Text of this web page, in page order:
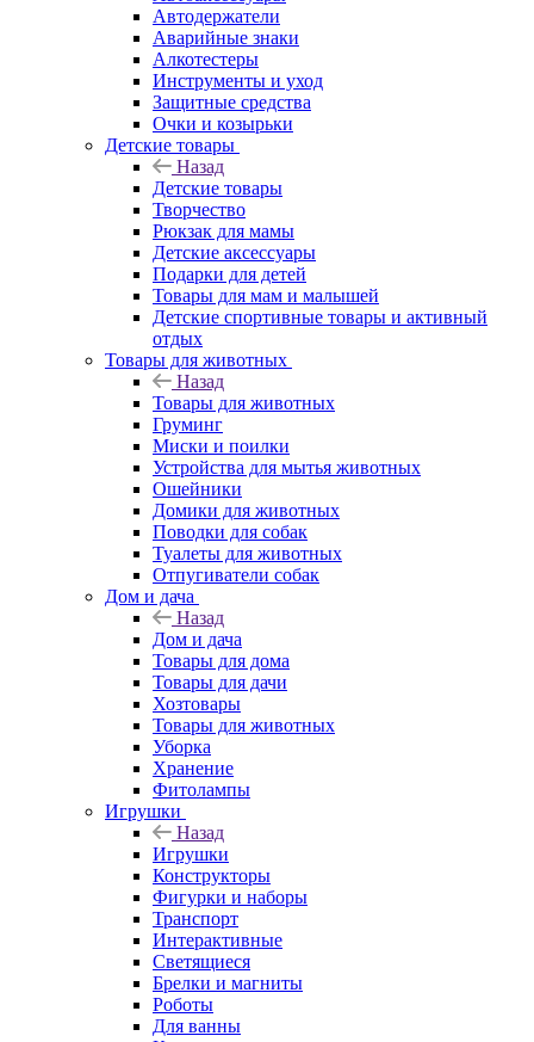
Автодержатели
Аварийные знаки
Алкотестеры
Инструменты и уход
Защитные средства
Очки и козырьки
Детские товары
Назад
Детские товары
Творчество
Рюкзак для мамы
Детские аксессуары
Подарки для детей
Товары для мам и малышей
Детские спортивные товары и активный
отдых
Товары для животных
Назад
Товары для животных
Груминг
Миски и поилки
Устройства для мытья животных
Ошейники
Домики для животных
Поводки для собак
Туалеты для животных
Отпугиватели собак
Дом и дача
Назад
Дом и дача
Товары для дома
Товары для дачи
Хозтовары
Товары для животных
Уборка
Хранение
Фитолампы
Игрушки
Назад
Игрушки
Конструкторы
Фигурки и наборы
Транспорт
Интерактивные
Светящиеся
Брелки и магниты
Роботы
Для ванны